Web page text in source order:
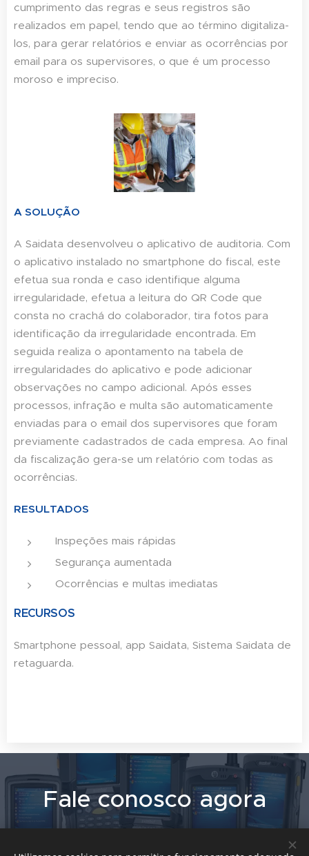
cumprimento das regras e seus registros são
realizados em papel, tendo que ao término digitaliza-
los, para gerar relatórios e enviar as ocorrências por
email para os supervisores, o que é um processo
moroso e impreciso.
A SOLUÇÃO
A Saidata desenvolveu o aplicativo de auditoria. Com
o aplicativo instalado no smartphone do fiscal, este
efetua sua ronda e caso identifique alguma
irregularidade, efetua a leitura do QR Code que
consta no crachá do colaborador, tira fotos para
identificação da irregularidade encontrada. Em
seguida realiza o apontamento na tabela de
irregularidades do aplicativo e pode adicionar
observações no campo adicional. Após esses
processos, infração e multa são automaticamente
enviadas para o email dos supervisores que foram
previamente cadastrados de cada empresa. Ao final
da fiscalização gera-se um relatório com todas as
ocorrências.
RESULTADOS
Inspeções mais rápidas
Segurança aumentada
Ocorrências e multas imediatas
RECURSOS
Smartphone pessoal, app Saidata, Sistema Saidata de
retaguarda.
Fale conosco agora
Clique aqui